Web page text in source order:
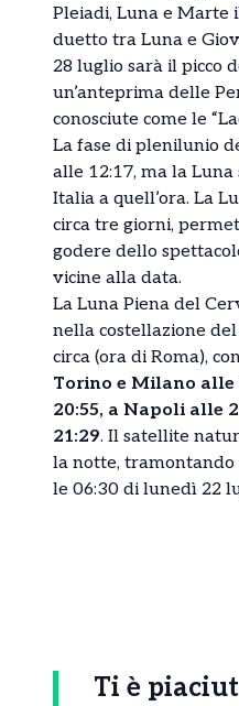
Pleiadi, Luna e Marte
duetto tra Luna e
28 luglio sarà il picco
un’anteprima delle
conosciute come le
La fase di plenilunio
alle 12:17, ma la
Italia a quell’ora. La
circa tre giorni,
godere dello
vicine alla data.
La Luna Piena del
nella costellazione
circa (ora di Roma),
Torino e Milano alle
20:55, a Napoli alle
21:29. Il satellite
la notte, tramontando
le 06:30 di lunedì 22
Ti è